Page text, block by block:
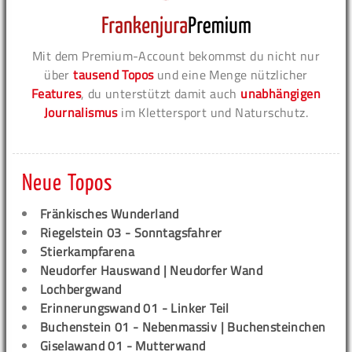
Mit dem Premium-Account bekommst du nicht nur
übertausend Toposund eine Menge nützlicher
Features, du unterstützt damit auch unabhängigen
Journalismusim Klettersport und Naturschutz.
Neue Topos
Fränkisches Wunderland
Riegelstein 03 - Sonntagsfahrer
Stierkampfarena
Neudorfer Hauswand | Neudorfer Wand
Lochbergwand
Erinnerungswand 01 - Linker Teil
Buchenstein 01 - Nebenmassiv | Buchensteinchen
Giselawand 01 - Mutterwand